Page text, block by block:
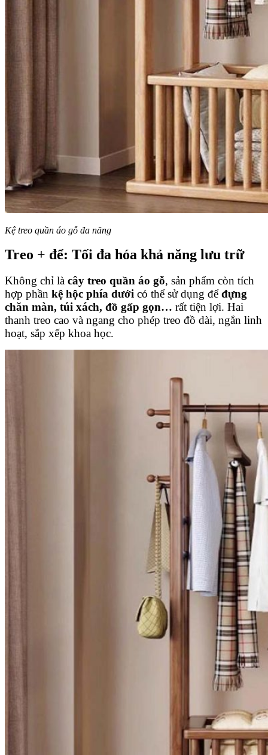
Kệ treo quần áo gỗ đa năng
Treo + để: Tối đa hóa khả năng lưu trữ
Không chỉ là cây treo quần áo gỗ, sản phẩm còn tích
hợp phần kệ hộc phía dưới có thể sử dụng đểđựng
chăn màn, túi xách, đồ gấp gọn… rất tiện lợi. Hai
thanh treo cao và ngang cho phép treo đồ dài, ngắn linh
hoạt, sắp xếp khoa học.